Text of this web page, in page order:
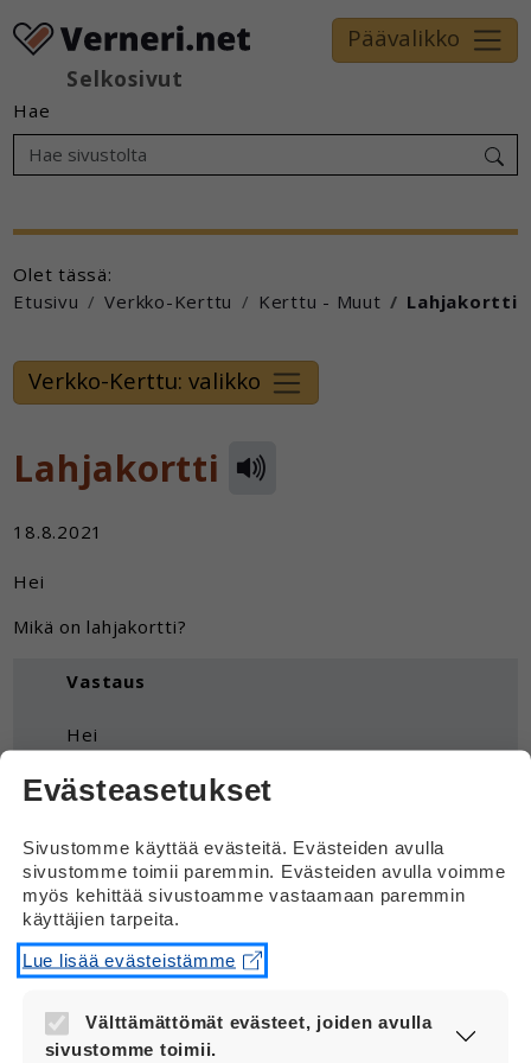
Selkosivut
Päävalikko
Hae
Olet tässä:
Etusivu
Verkko-Kerttu Kerttu - Muut Lahjakortti
Verkko-Kerttu: valikko
Lahjakortti
18.8.2021
Hei
Mikä on lahjakortti?
Vastaus
Hei
Lahjakortti on kortti, joka annetaan jollekin
lahjaksi. Lahjakortteja on erilaisia.
Lahjakortti voi vastata tiettyä rahasummaa
esimerkiksi kaupassa. Jos saat vaikkapa 10
euron lahjakortin ruokakauppaan, saat
lahjakortilla 10 euron edestä ruokaa
kaupasta.
Lahjakortilla voi saada myös jonkun
palvelun. Jos saat esimerkiksi lahjakortin
Evästeasetukset
Sivustomme käyttää evästeitä. Evästeiden avulla
sivustomme toimii paremmin. Evästeiden avulla voimme
myös kehittää sivustoamme vastaamaan paremmin
käyttäjien tarpeita.
Lue lisää evästeistämme
Välttämättömät evästeet, joiden avulla
sivustomme toimii.